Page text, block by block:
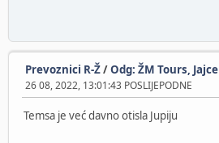
Prevoznici R-Ž/Odg: ŽM Tours, Jajce
26 08, 2022, 13:01:43 POSLIJEPODNE
Temsa je već davno otisla Jupiju